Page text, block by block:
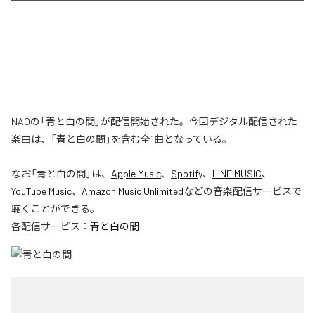
NAOの「青と白の間」が配信開始された。今回デジタル配信された
楽曲は、「青と白の間」を含む全1曲となっている。
なお「青と白の間」は、 Apple Music、 Spotify、 LINE MUSIC、
YouTube Music、 Amazon Music Unlimitedなどの音楽配信サービスで
聴くことができる。
各配信サービス： 青と白の間